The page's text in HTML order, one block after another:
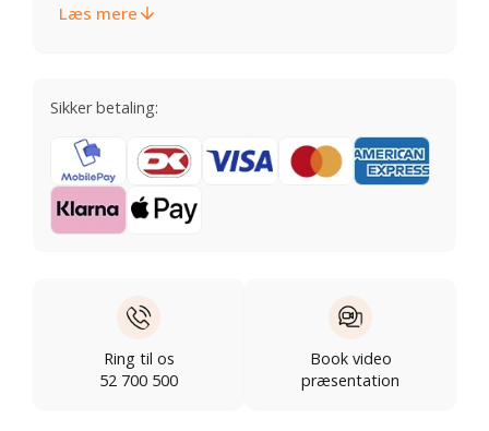
Læs mere
Sikker betaling:
Ring til os
52 700 500
Book video
præsentation